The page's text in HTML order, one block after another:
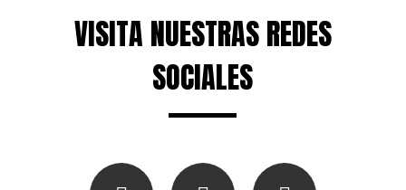
VISITA NUESTRAS REDES
SOCIALES